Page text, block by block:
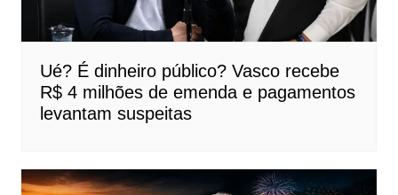
Ué? É dinheiro público? Vasco recebe
R$ 4 milhões de emenda e pagamentos
levantam suspeitas